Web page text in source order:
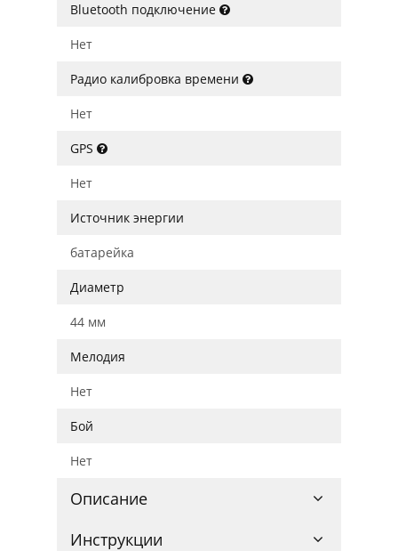
Bluetooth подключение
Нет
Радио калибровка времени
Нет
GPS
Нет
Источник энергии
батарейка
Диаметр
44 мм
Мелодия
Нет
Бой
Нет
Описание
Инструкции